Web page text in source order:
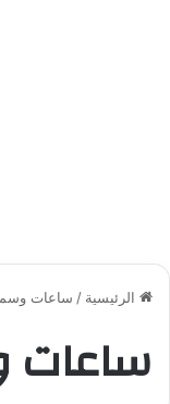
الرئيسية / ساعات
ساعات